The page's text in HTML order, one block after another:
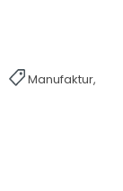
Manufaktur,